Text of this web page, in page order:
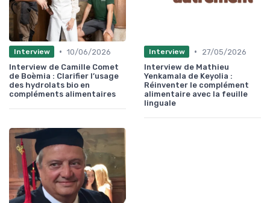
Interview • 10/06/2026
Interview de Camille Comet
de Boèmia : Clarifier l’usage
des hydrolats bio en
compléments alimentaires
Interview •
27/05/2026
Interview de Mathieu
Yenkamala de Keyolia :
Réinventer le complément
alimentaire avec la feuille
linguale